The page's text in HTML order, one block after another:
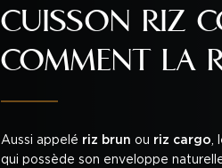
CUISSON RIZ
COMMENT LA
Aussi appelé riz brun ou riz cargo
qui possède son enveloppe